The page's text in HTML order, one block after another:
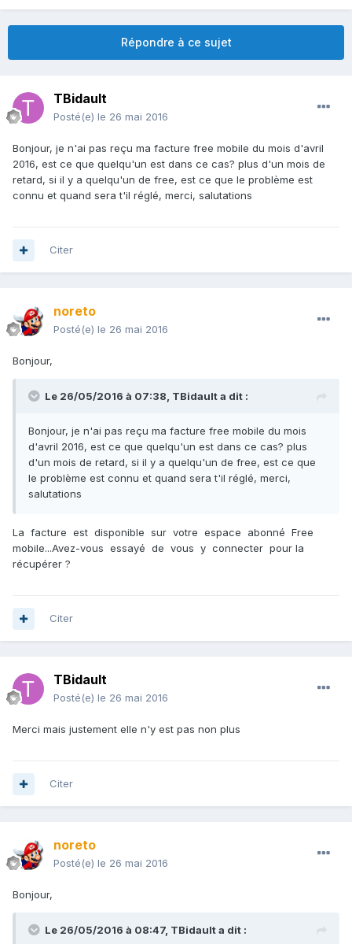
Répondre à ce sujet
TBidault
Posté(e) le 26 mai 2016
Bonjour, je n'ai pas reçu ma facture free mobile du mois d'avril
2016, est ce que quelqu'un est dans ce cas? plus d'un mois de
retard, si il y a quelqu'un de free, est ce que le problème est
connu et quand sera t'il réglé, merci, salutations
Citer
noreto
Posté(e) le 26 mai 2016
Bonjour,
Le 26/05/2016 à 07:38, TBidaulta dit :
Bonjour, je n'ai pas reçu ma facture free mobile du mois
d'avril 2016, est ce que quelqu'un est dans ce cas? plus
d'un mois de retard, si il y a quelqu'un de free, est ce que
le problème est connu et quand sera t'il réglé, merci,
salutations
La facture est disponible sur votre espace abonné Free
mobile...Avez-vous essayé de vous y connecter pour la
récupérer ?
Citer
TBidault
Posté(e) le 26 mai 2016
Merci mais justement elle n'y est pas non plus
Citer
noreto
Posté(e) le 26 mai 2016
Bonjour,
Le 26/05/2016 à 08:47, TBidaulta dit :